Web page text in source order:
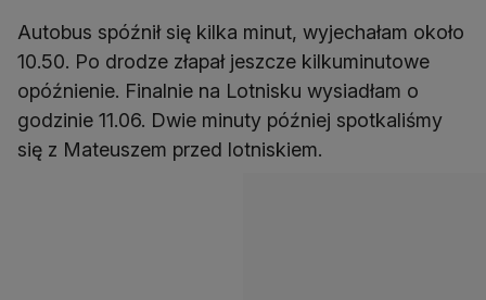
Autobus spóźnił się kilka minut, wyjechałam około
10.50. Po drodze złapał jeszcze kilkuminutowe
opóźnienie. Finalnie na Lotnisku wysiadłam o
godzinie 11.06. Dwie minuty później spotkaliśmy
się z Mateuszem przed lotniskiem.